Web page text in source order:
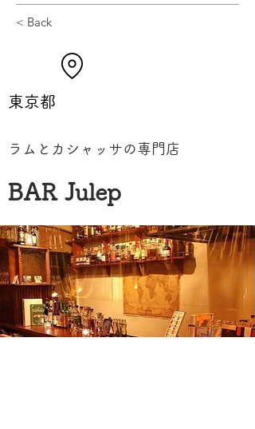
< Back
東京都
ラムとカシャッサの専門店
BAR Julep